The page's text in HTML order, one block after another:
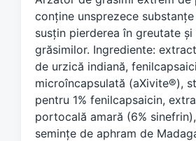
w
i
t
h
conține unsprezece
susțin pierderea în greutate și
grăsimilor. Ingrediente:
de urzică indiană,
microîncapsulată (aXivite®),
pentru 1% fenilcapsaicin,
portocală amară (6%
semințe de aphram de